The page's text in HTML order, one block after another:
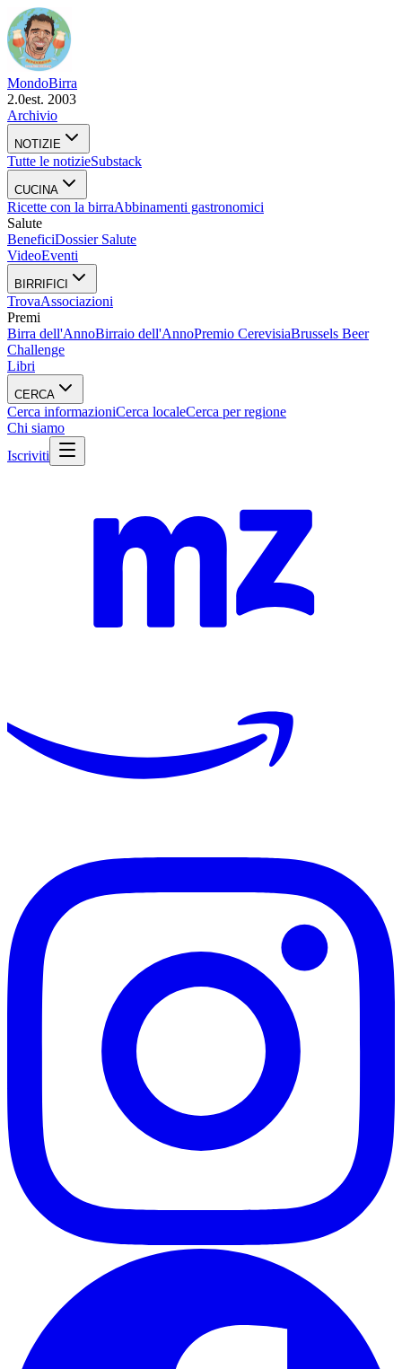
MondoBirra
2.0est. 2003
Archivio
NOTIZIE
Tutte le notizieSubstack
CUCINA
Ricette con la birraAbbinamenti gastronomici
Salute
BeneficiDossier Salute
VideoEventi
BIRRIFICI
TrovaAssociazioni
Premi
Birra dell'AnnoBirraio dell'AnnoPremio CerevisiaBrussels Beer
Challenge
Libri
CERCA
Cerca informazioniCerca localeCerca per regione
Chi siamo
Iscriviti